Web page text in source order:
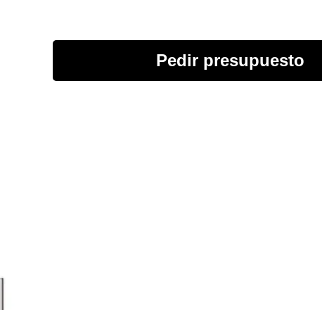
Pedir presupuesto